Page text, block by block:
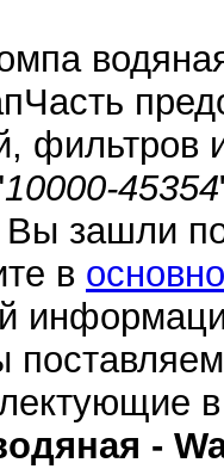
фильтров
10000-45354
Вы зашли
в
-